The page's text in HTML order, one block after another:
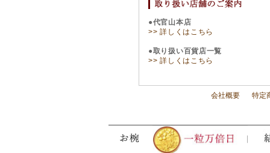
●代官山本店
>> 詳しくはこちら
●取り扱い百貨店一覧
>> 詳しくはこちら
会社概要 特定